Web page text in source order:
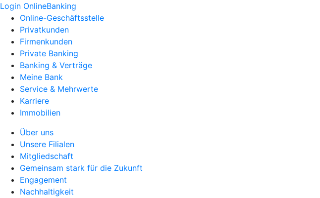
Login OnlineBanking
Online-Geschäftsstelle
Privatkunden
Firmenkunden
Private Banking
Banking & Verträge
Meine Bank
Service & Mehrwerte
Karriere
Immobilien
Über uns
Unsere Filialen
Mitgliedschaft
Gemeinsam stark für die Zukunft
Engagement
Nachhaltigkeit